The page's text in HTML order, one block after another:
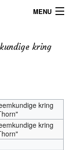
MENU
kring
kring
kring